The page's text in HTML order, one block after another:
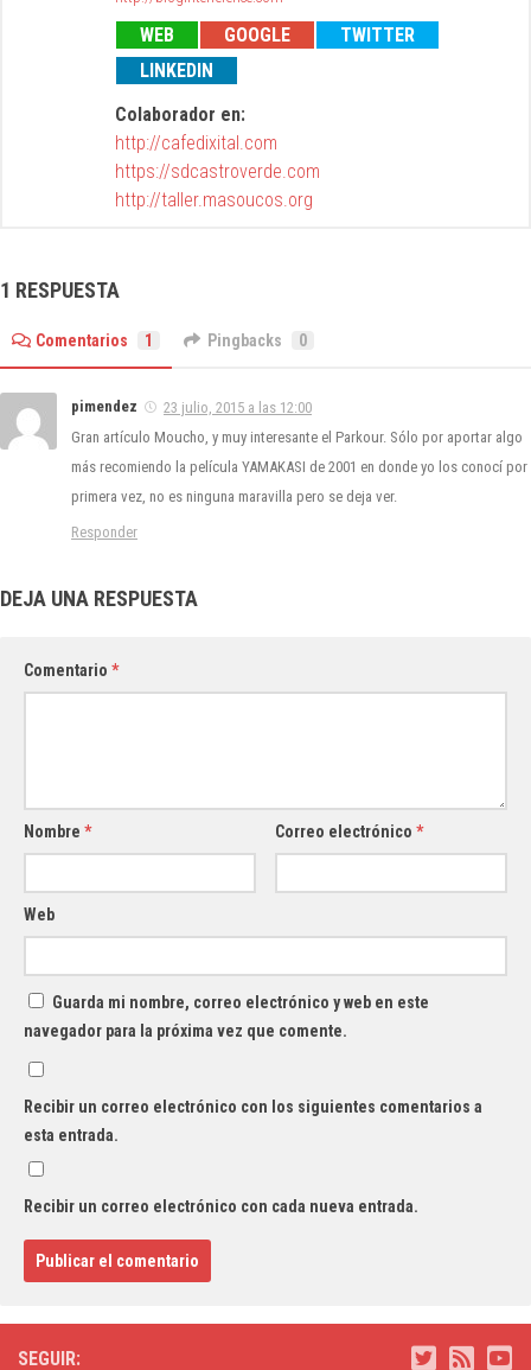
WEB GOOGLE
TWITTER
LINKEDIN
Colaborador en:
http://cafedixital.com
https://sdcastroverde.com
http://taller.masoucos.org
1 RESPUESTA
Comentarios 1 Pingbacks 0
pimendez
23 julio, 2015 a las 12:00
Gran artículo Moucho, y muy interesante el Parkour. Sólo por aportar algo
más recomiendo la película YAMAKASI de 2001 en donde yo los conocí por
primera vez, no es ninguna maravilla pero se deja ver.
Responder
DEJA UNA RESPUESTA
Comentario *
Nombre * Correo electrónico*
Web
Guarda mi nombre, correo electrónico y web en este
navegador para la próxima vez que comente.
Recibir un correo electrónico con los siguientes comentarios a
esta entrada.
Recibir un correo electrónico con cada nueva entrada.
SEGUIR: